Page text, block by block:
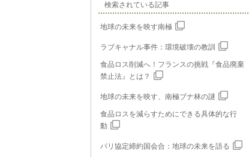
検索されている記事
地球の未来を映す南極
ラブキャナル事件：環境破壊の教訓
食品ロス削減へ！フランスの挑戦『食品廃棄
禁止法』とは？
地球の未来を映す、南極ブナ林の謎
食品ロスを減らすためにできる具体的な行
動
パリ協定締約国会合：地球の未来を語る